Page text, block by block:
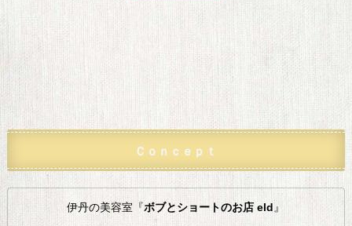
Ｃｏｎｃｅｐｔ
伊丹の美容室『ボブとショートのお店 eld 』